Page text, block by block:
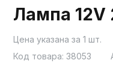
Лампа 12V
Цена указана за 1 шт.
Код товара: 38053